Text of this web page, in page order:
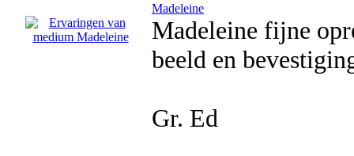
Madeleine
Madeleine fijne
beeld en
Gr. Ed